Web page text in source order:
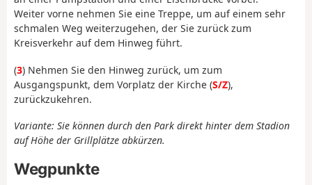
Weiter vorne nehmen Sie eine Treppe, um auf einem sehr
schmalen Weg weiterzugehen, der Sie zurück zum
Kreisverkehr auf dem Hinweg führt.
(3) Nehmen Sie den Hinweg zurück, um zum
Ausgangspunkt, dem Vorplatz der Kirche (S/Z),
zurückzukehren.
Variante: Sie können durch den Park direkt hinter dem Stadion
auf Höhe der Grillplätze abkürzen.
Wegpunkte